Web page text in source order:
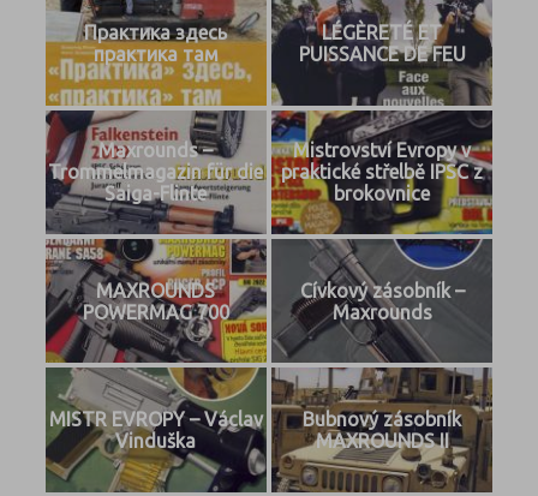
Практика здесь
практика там
LÉGÈRETÉ ET
PUISSANCE DE FEU
Maxrounds –
Trommelmagazin für die
Saiga-Flinte
Mistrovství Evropy v
praktické střelbě IPSC z
brokovnice
MAXROUNDS
POWERMAG 700
Cívkový zásobník –
Maxrounds
MISTR EVROPY – Václav
Vinduška
Bubnový zásobník
MAXROUNDS II